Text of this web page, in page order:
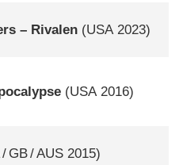
– Rivalen (USA2023)
(USA2016)
/ GB/AUS 2015)